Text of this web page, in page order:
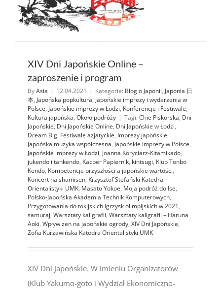
XIV Dni Japońskie Online –
zaproszenie i program
ByAsia | 12.04.2021 | Kategorie: Blog o Japonii, Japonia 日
本, Japońska popkultura, Japońskie imprezy i wydarzenia w
Polsce, Japońskie imprezy w Łodzi, Konferencje i Festiwale,
Kultura japońska, Około podróży | Tagi: Chie Piskorska, Dni
Japońskie, Dni Japońskie Online, Dni Japońskie w Łodzi,
Dream Big, Festiwale azjatyckie, Imprezy japońskie,
Japońska muzyka współczesna, Japońskie imprezy w Polsce,
Japońskie imprezy w Łodzi, Joanna Koryciarz-Kitamikado,
jukendo i tankendo, Kacper Papiernik, kintsugi, Klub Tonbo
Kendo, Kompetencje przyszłości a japońskie wartości,
Koncert na shamisen, Krzysztof Stefański Katedra
Orientalistyki UMK, Masato Yokoe, Moja podróż do Ise,
Polsko-Japońska Akademia Technik Komputerowych,
Przygotowania do tokijskich igrzysk olimpijskich w 2021,
samuraj, Warsztaty kaligrafii, Warsztaty kaligrafii – Haruna
Aoki, Wpływ zen na japońskie ogrody, XIV Dni Japońskie,
Zofia Kurzawińska Katedra Orientalistyki UMK
XIV Dni Japońskie. W imieniu Organizatorów
(Klub Yakumo-goto i Wydział Ekonomiczno-